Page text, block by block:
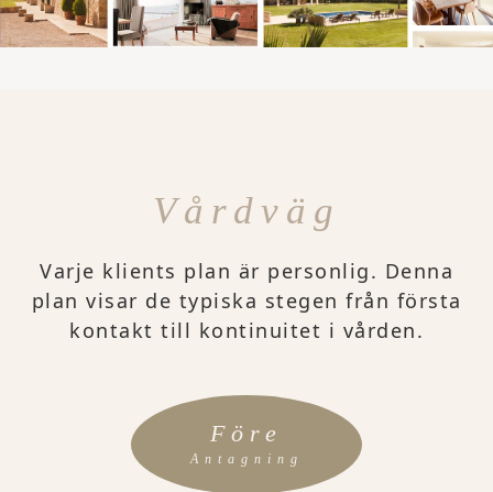
Vårdväg
Varje klients plan är personlig. Denna
plan visar de typiska stegen från första
kontakt till kontinuitet i vården.
Före
Antagning